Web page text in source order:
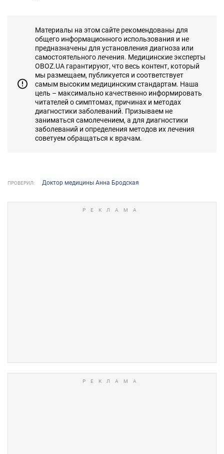
Материалы на этом сайте рекомендованы для
общего информационного использования и не
предназначены для установления диагноза или
самостоятельного лечения. Медицинские эксперты
OBOZ.UA гарантируют, что весь контент, который
мы размещаем, публикуется и соответствует
самым высоким медицинским стандартам. Наша
цель – максимально качественно информировать
читателей о симптомах, причинах и методах
диагностики заболеваний. Призываем не
заниматься самолечением, а для диагностики
заболеваний и определения методов их лечения
советуем обращаться к врачам.
ПРОВЕРИЛ: Доктор медицины Анна Бродская